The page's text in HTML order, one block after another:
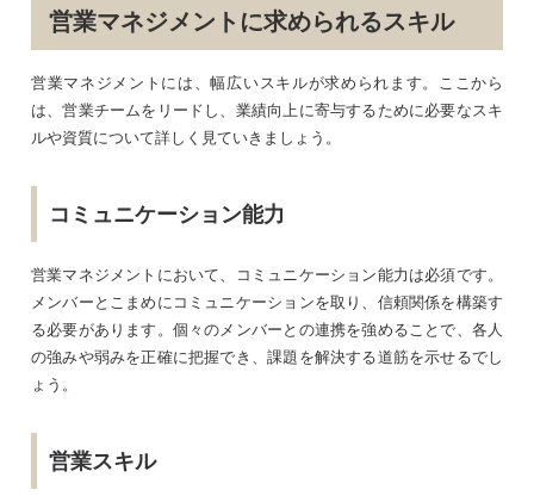
営業マネジメントに求められるスキル
営業マネジメントには、幅広いスキルが求められます。ここから
は、営業チームをリードし、業績向上に寄与するために必要なスキ
ルや資質について詳しく見ていきましょう。
コミュニケーション能力
営業マネジメントにおいて、コミュニケーション能力は必須です。
メンバーとこまめにコミュニケーションを取り、信頼関係を構築す
る必要があります。個々のメンバーとの連携を強めることで、各人
の強みや弱みを正確に把握でき、課題を解決する道筋を示せるでし
ょう。
営業スキル